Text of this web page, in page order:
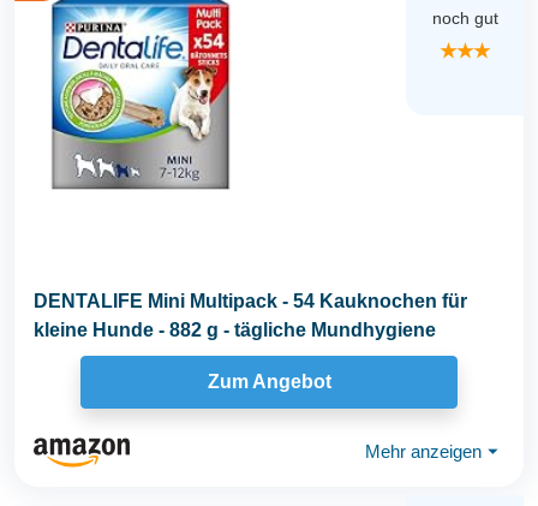
noch gut
★★★
DENTALIFE Mini Multipack - 54 Kauknochen für
kleine Hunde - 882 g - tägliche Mundhygiene
Zum Angebot
Mehr anzeigen ⏷